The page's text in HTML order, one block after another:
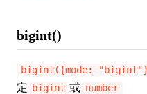
bigint()
bigint({mode:
定 bigint 或 number